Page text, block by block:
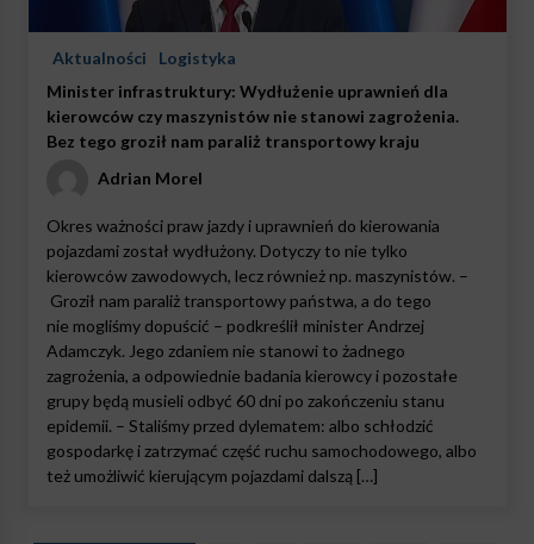
Aktualności
Logistyka
Minister infrastruktury: Wydłużenie uprawnień dla
kierowców czy maszynistów nie stanowi zagrożenia.
Bez tego groził nam paraliż transportowy kraju
Adrian Morel
Okres ważności praw jazdy i uprawnień do kierowania
pojazdami został wydłużony. Dotyczy to nie tylko
kierowców zawodowych, lecz również np. maszynistów. –
Groził nam paraliż transportowy państwa, a do tego
nie mogliśmy dopuścić – podkreślił minister Andrzej
Adamczyk. Jego zdaniem nie stanowi to żadnego
zagrożenia, a odpowiednie badania kierowcy i pozostałe
grupy będą musieli odbyć 60 dni po zakończeniu stanu
epidemii. – Staliśmy przed dylematem: albo schłodzić
gospodarkę i zatrzymać część ruchu samochodowego, albo
też umożliwić kierującym pojazdami dalszą […]